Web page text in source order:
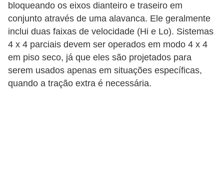
bloqueando os eixos dianteiro e traseiro em
conjunto através de uma alavanca. Ele geralmente
inclui duas faixas de velocidade (Hi e Lo). Sistemas
4 x 4 parciais devem ser operados em modo 4 x 4
em piso seco, já que eles são projetados para
serem usados ​​apenas em situações específicas,
quando a tração extra é necessária.
a
u
t
o
m
o